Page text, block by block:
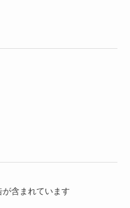
含まれています